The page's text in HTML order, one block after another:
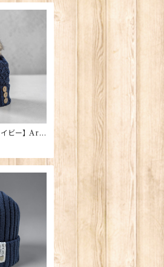
イビー】 Ara
NV〔HAT